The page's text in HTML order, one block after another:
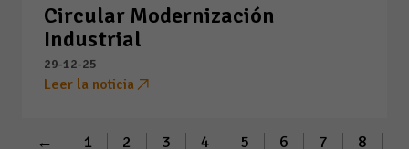
Circular Modernización
Industrial
29-12-25
Leer la noticia
← 1 2 3 4 5 6 7
8